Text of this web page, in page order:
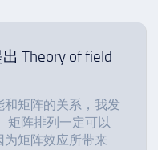
Theory of field
矩阵的关系，我发
矩阵排列一定可以
为矩阵效应所带来